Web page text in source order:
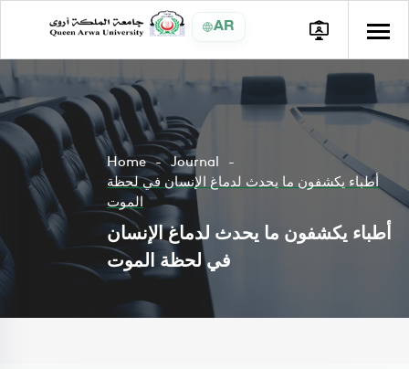
AR
Home
Journal
أطباء يكشفون ما يحدث لدماغ الإنسان في لحظة
الموت
أطباء يكشفون ما يحدث لدماغ الإنسان
في لحظة الموت